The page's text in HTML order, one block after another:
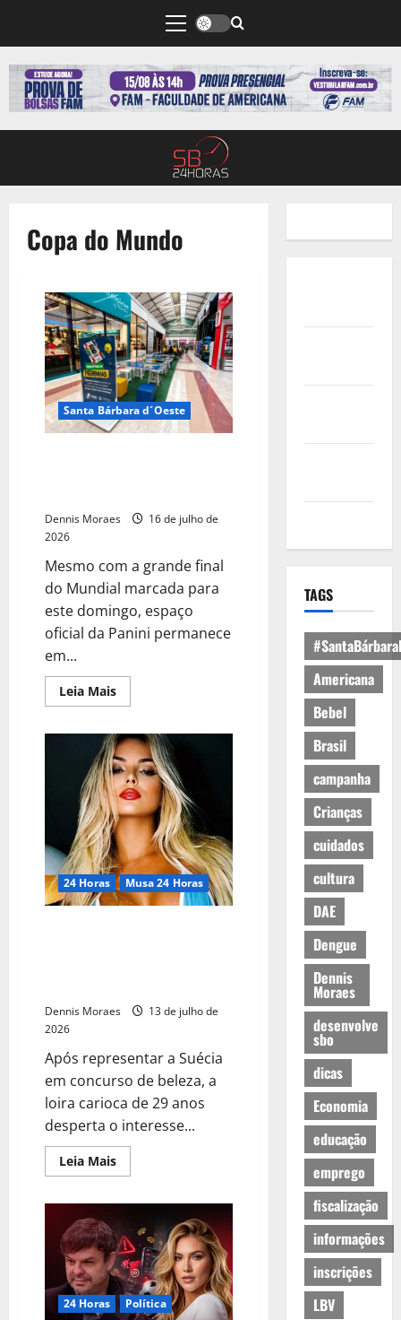
Copa do Mundo
Santa Bárbara d´Oeste
Dennis Moraes
16 de julho de
2026
Mesmo com a grande final
do Mundial marcada para
este domingo, espaço
oficial da Panini permanece
em...
Leia Mais
24 Horas Musa 24 Horas
Dennis Moraes
13 de julho de
2026
Após representar a Suécia
em concurso de beleza, a
loira carioca de 29 anos
desperta o interesse...
Leia Mais
24 Horas Política
TAGS
Americana
Bebel
Brasil
campanha
Crianças
cuidados
cultura
DAE
Dengue
Dennis
Moraes
desenvolve
sbo
dicas
Economia
educação
emprego
fiscalização
informações
inscrições
LBV